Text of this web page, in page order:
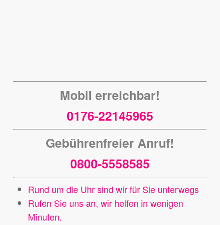
Mobil erreichbar!
0176-22145965
Gebührenfreier Anruf!
0800-5558585
Rund um die Uhr sind wir für Sie unterwegs
Rufen Sie uns an, wir helfen in wenigen
Minuten.